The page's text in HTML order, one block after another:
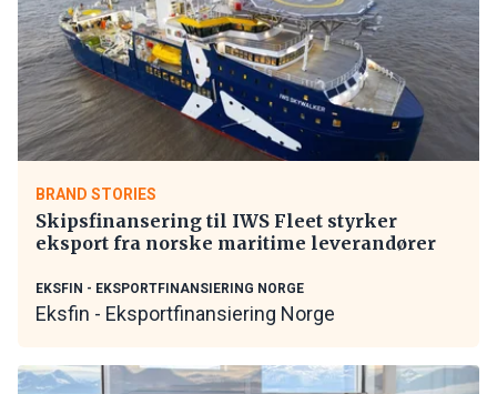
BRAND STORIES
Skipsfinansering til IWS Fleet styrker
eksport fra norske maritime leverandører
EKSFIN - EKSPORTFINANSIERING NORGE
Eksfin - Eksportfinansiering Norge